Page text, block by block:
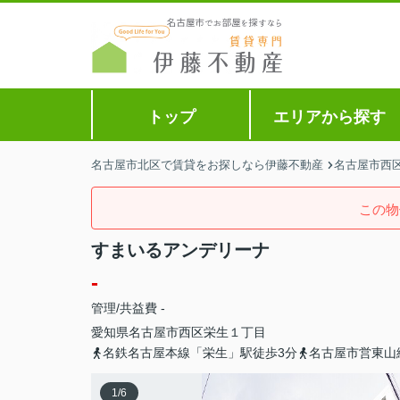
トップ エリアから探す
名古屋市北区で賃貸をお探しなら伊藤不動産 名古屋市西
この
すまいるアンデリーナ
-
管理/共益費 -
愛知県名古屋市西区栄生 １丁目
名鉄名古屋本線「栄生」駅徒歩3分
名古屋市営東
1/6